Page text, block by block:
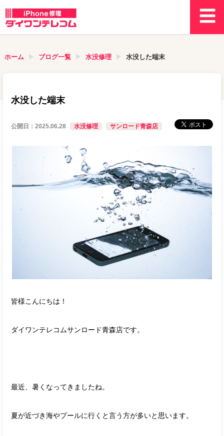
ホーム ブログ一覧 水没修理 水没した端末
水没した端末
公開日：2025.06.28 水没修理 サンロード青森店
皆様こんにちは！
ダイワンテレコムサンロード青森店です。
最近、暑くなってきましたね。
夏が近づき海やプールに行くと言う方が多いと思います。